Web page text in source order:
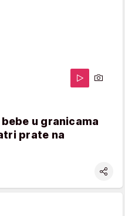
u granicama
prate na